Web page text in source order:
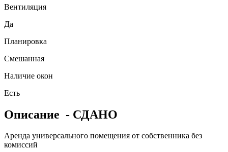
Вентиляция
Да
Планировка
Смешанная
Наличие окон
Есть
Описание - СДАНО
Аренда универсального помещения от собственника без
комиссий